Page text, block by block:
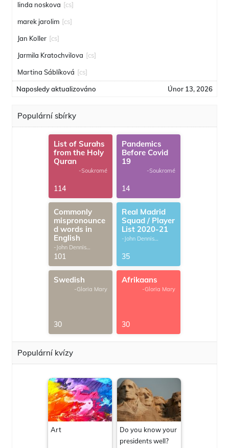
linda noskova [cs]
marek jarolim [cs]
Jan Koller [cs]
Jarmila Kratochvilova [cs]
Martina Sáblíková [cs]
Naposledy aktualizováno Únor 13, 2026
Populární sbírky
List of Surahs
from the Holy
Quran
-Soukromé
114
Pandemics
Before Covid
19
-Soukromé
14
Commonly
mispronounce
d words in
English
-John Dennis
G.Thomas
101
Real Madrid
Squad / Player
List 2020-21
-John Dennis
35
Swedish
-Gloria Mary
30
Afrikaans
-Gloria Mary
30
Populární kvízy
Art
Do you know your
presidents well?